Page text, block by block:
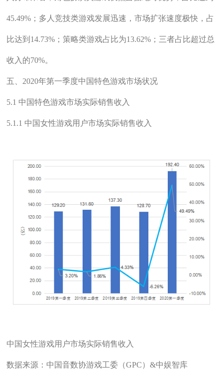
45.49%；多人竞技类游戏发展迅速，市场扩张速度极快，占
比达到14.73%；策略类游戏占比为13.62%；三者占比超过总
收入的70%。
五、2020年第一季度中国特色游戏市场状况
5.1 中国特色游戏市场实际销售收入
5.1.1 中国女性游戏用户市场实际销售收入
中国女性游戏用户市场实际销售收入
数据来源：中国音数协游戏工委（GPC）&中娱智库